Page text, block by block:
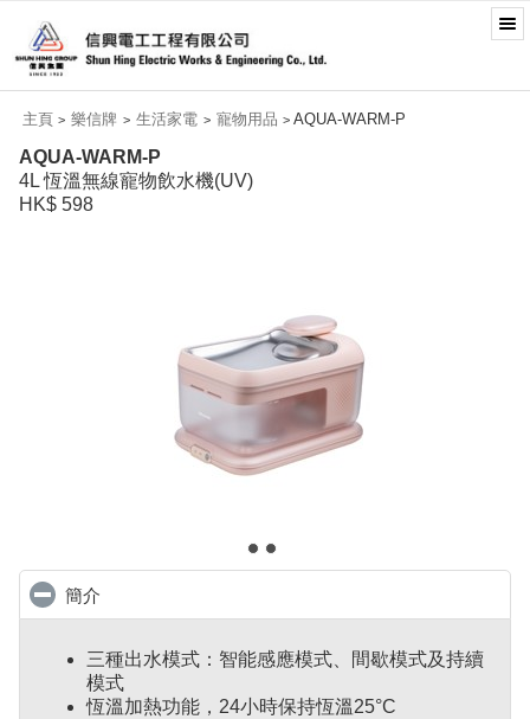
主頁 > 樂信牌 > 生活家電 > 寵物用品 > AQUA-WARM-P
AQUA-WARM-P
4L 恆溫無線寵物飲水機(UV)
HK$ 598
簡介
三種出水模式：智能感應模式、間歇模式及持續
模式
恆溫加熱功能，24小時保持恆溫25°C